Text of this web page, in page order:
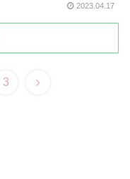
2023.04.17
3
次